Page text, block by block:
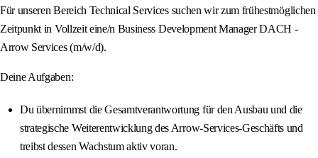
Für unseren Bereich Technical Services suchen wir zum frühestmöglichen
Zeitpunkt in Vollzeit eine/n Business Development Manager DACH -
Arrow Services (m/w/d).
Deine Aufgaben:
Du übernimmst die Gesamtverantwortung für den Ausbau und die
strategische Weiterentwicklung des Arrow-Services-Geschäfts und
treibst dessen Wachstum aktiv voran.